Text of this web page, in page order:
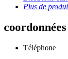
Plus de
coordonnées
Téléphone